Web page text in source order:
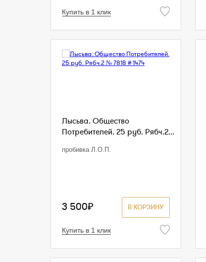
Купить в 1 клик
Лысьва. Общество
Потребителей. 25 руб. Рябч.2...
пробивка Л.О.П.
В КОРЗИНУ
3 500₽
Купить в 1 клик